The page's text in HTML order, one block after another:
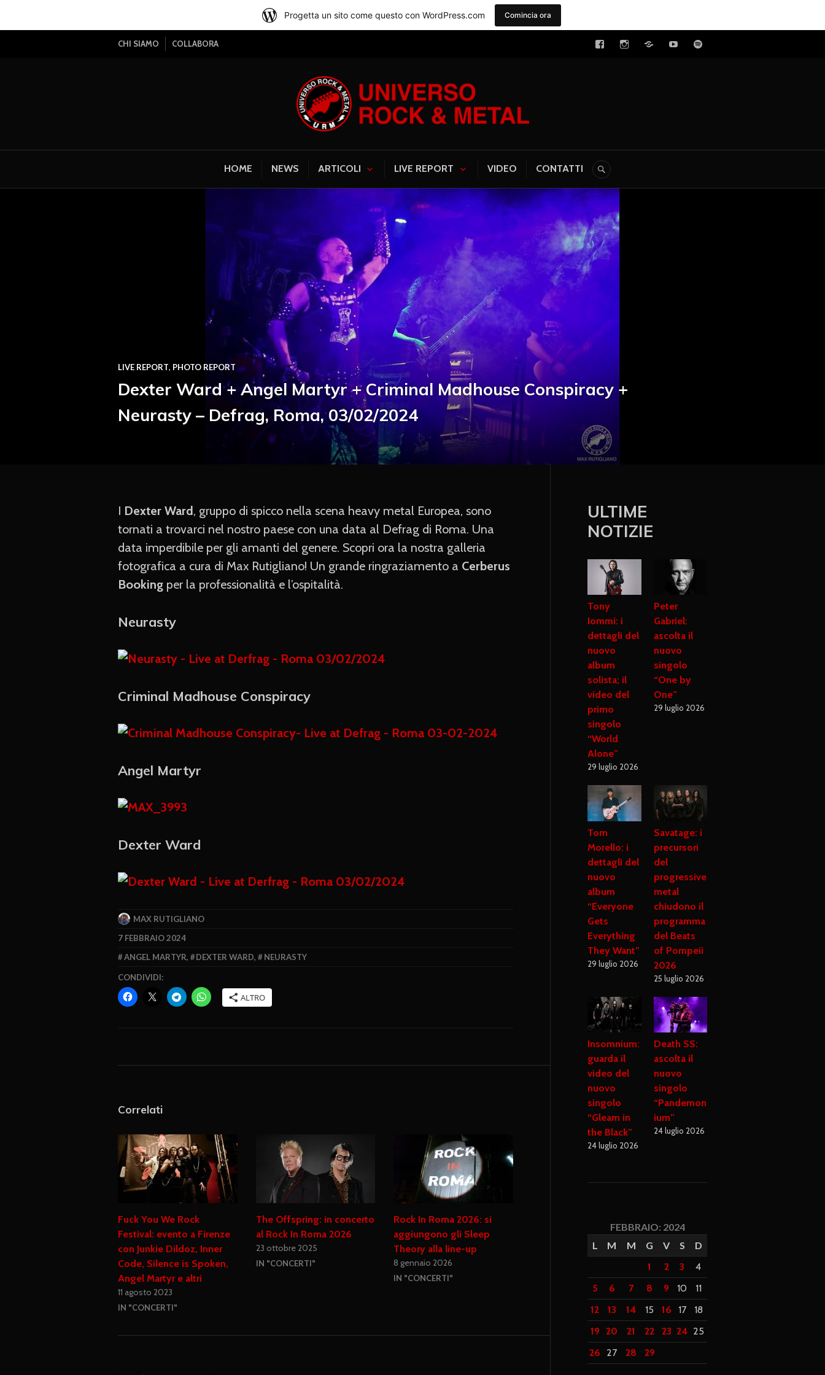
CHI SIAMO COLLABORA
Universo Rock & Metal
HOME NEWS ARTICOLI LIVE REPORT VIDEO CONTATTI
LIVE REPORT, PHOTO REPORT
Dexter Ward + Angel Martyr + Criminal Madhouse Conspiracy +
Neurasty – Defrag, Roma, 03/02/2024
I Dexter Ward, gruppo di spicco nella scena heavy metal Europea, sono
tornati a trovarci nel nostro paese con una data al Defrag di Roma. Una
data imperdibile per gli amanti del genere. Scopri ora la nostra galleria
fotografica a cura di Max Rutigliano! Un grande ringraziamento a Cerberus
Booking per la professionalità e l’ospitalità.
Neurasty
Criminal Madhouse Conspiracy
Angel Martyr
Dexter Ward
MAX RUTIGLIANO
7 FEBBRAIO 2024
ANGEL MARTYR, DEXTER WARD, NEURASTY
CONDIVIDI:
ALTRO
Correlati
Fuck You We Rock
Festival: evento a Firenze
con Junkie Dildoz, Inner
Code, Silence is Spoken,
Angel Martyr e altri
11 agosto 2023
IN "CONCERTI"
The Offspring: in concerto
al Rock In Roma 2026
23 ottobre 2025
IN "CONCERTI"
Rock In Roma 2026: si
aggiungono gli Sleep
Theory alla line-up
8 gennaio 2026
IN "CONCERTI"
ULTIME
NOTIZIE
Tony
Iommi: i
dettagli del
nuovo
album
solista; il
video del
primo
singolo
“World
Alone”
29 luglio 2026
Peter
Gabriel:
ascolta il
nuovo
singolo
“One by
One”
29 luglio 2026
Tom
Morello: i
dettagli del
nuovo
album
“Everyone
Gets
Everything
They Want”
29 luglio 2026
Savatage: i
precursori
del
progressive
metal
chiudono il
programma
del Beats
of Pompeii
2026
25 luglio 2026
Insomnium:
guarda il
video del
nuovo
singolo
“Gleam in
the Black”
24 luglio 2026
Death SS:
ascolta il
nuovo
singolo
“Pandemon
ium”
24 luglio 2026
FEBBRAIO: 2024
L
M M G V S
D
1
2 3
4
5
6 7 8 9 10
11
12
13 14 15 16 17
18
19 20 21 22 23 24 25
26
27 28 29
Progetta un sito come questo con WordPress.com Comincia ora